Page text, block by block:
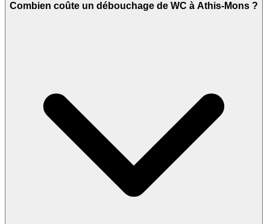
Combien coûte un débouchage de WC à Athis-Mons ?